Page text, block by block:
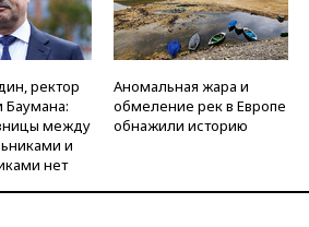
ректор
между
и
нет
Аномальная жара и
обмеление рек в Европе
обнажили историю